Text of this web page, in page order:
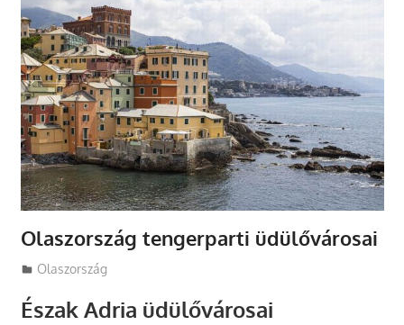
Olaszország tengerparti üdülővárosai
Utazasok.org
Olaszország
Észak Adria üdülővárosai